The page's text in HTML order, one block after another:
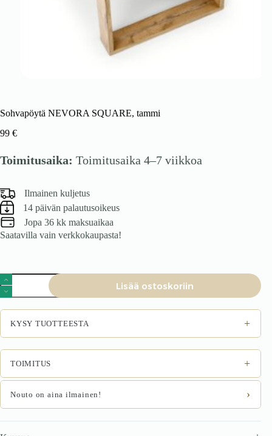
Sohvapöytä NEVORA SQUARE, tammi
99 €
Toimitusaika: Toimitusaika 4–7 viikkoa
Ilmainen kuljetus
14 päivän palautusoikeus
Jopa 36 kk maksuaikaa
Saatavilla vain verkkokaupasta!
Sohvapöytä
NEVORA
SQUARE,
tammi
määrä
Lisää ostoskoriin
KYSY TUOTTEESTA +
TOIMITUS +
Nouto on aina ilmainen! ›